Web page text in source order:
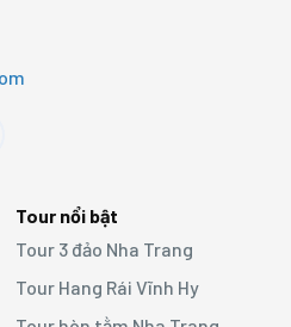
Tour nổi bật
Tour 3 đảo Nha Trang
Tour Hang Rái Vĩnh Hy